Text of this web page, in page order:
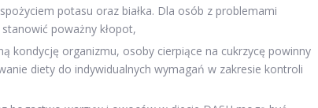
potasu oraz białka. Dla osób z problemami
poważny kłopot,
kondycję organizmu, osoby cierpiące na cukrzycę powinny
diety do indywidualnych wymagań w zakresie kontroli